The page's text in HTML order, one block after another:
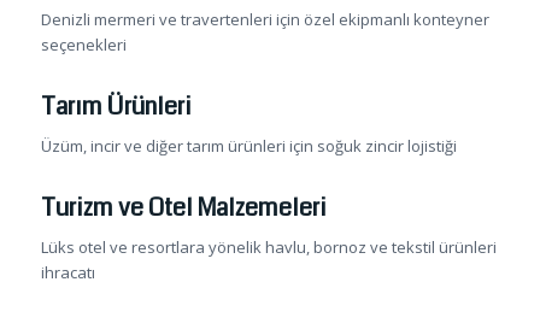
Denizli mermeri ve travertenleri için özel ekipmanlı konteyner
seçenekleri
Tarım Ürünleri
Üzüm, incir ve diğer tarım ürünleri için soğuk zincir lojistiği
Turizm ve Otel Malzemeleri
Lüks otel ve resortlara yönelik havlu, bornoz ve tekstil ürünleri
ihracatı